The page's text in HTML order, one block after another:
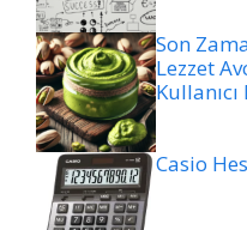
Son
Lezzet
Casio